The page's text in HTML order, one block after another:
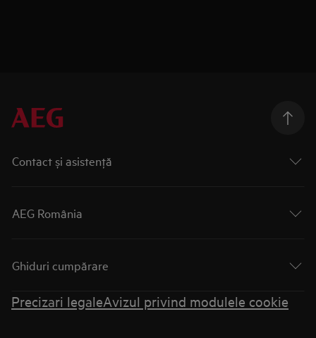
Contact și asistenţă
AEG România
Ghiduri cumpărare
Precizari legaleAvizul privind modulele cookie